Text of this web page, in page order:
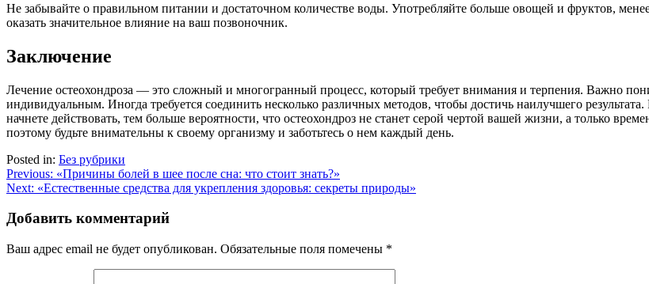
Не забывайте о правильном питании и достаточном количестве воды. Употребляйте больше овощей и фруктов,
оказать значительное влияние на ваш позвоночник.
Заключение
Лечение остеохондроза — это сложный и многогранный процесс, который требует внимания и терпения. Важно
индивидуальным. Иногда требуется соединить несколько различных методов, чтобы достичь наилучшего
начнете действовать, тем больше вероятности, что остеохондроз не станет серой чертой вашей жизни, а только
поэтому будьте внимательны к своему организму и заботьтесь о нем каждый день.
Posted in: Без рубрики
Навигация
по
записям
Previous: «Причины болей в шее после сна: что стоит знать?»
Next: «Естественные средства для укрепления здоровья: секреты природы»
Добавить комментарий
Ваш адрес email не будет опубликован. Обязательные поля помечены *